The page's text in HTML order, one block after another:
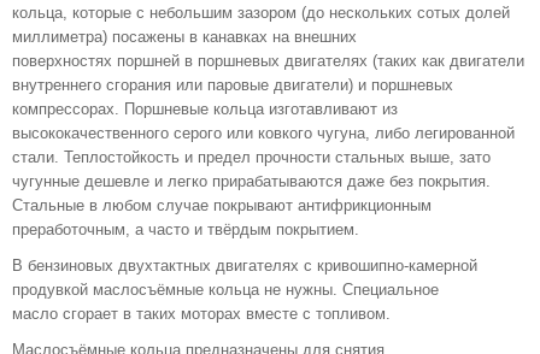
кольца, которые с небольшим зазором (до нескольких сотых долей
миллиметра) посажены в канавках на внешних
поверхностях поршней в поршневых двигателях (таких как двигатели
внутреннего сгорания или паровые двигатели) и поршневых
компрессорах. Поршневые кольца изготавливают из
высококачественного серого или ковкого чугуна, либо легированной
стали. Теплостойкость и предел прочности стальных выше, зато
чугунные дешевле и легко прирабатываются даже без покрытия.
Стальные в любом случае покрывают антифрикционным
преработочным, а часто и твёрдым покрытием.
В бензиновых двухтактных двигателях с кривошипно-камерной
продувкой маслосъёмные кольца не нужны. Специальное
масло сгорает в таких моторах вместе с топливом.
Маслосъёмные кольца предназначены для снятия